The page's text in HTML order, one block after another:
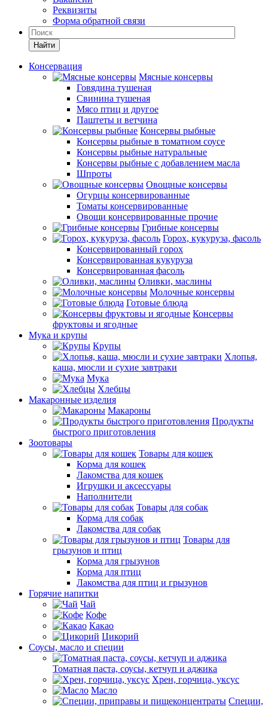
Реквизиты
Форма обратной связи
Найти
Консервация
Мясные консервы
Говядина тушеная
Свинина тушеная
Мясо птиц и другое
Паштеты и ветчина
Консервы рыбные
Консервы рыбные в томатном соусе
Консервы рыбные натуральные
Консервы рыбные с добавлением масла
Шпроты
Овощные консервы
Огурцы консервированные
Томаты консервированные
Овощи консервированные прочие
Грибные консервы
Горох, кукуруза, фасоль
Консервированный горох
Консервированная кукуруза
Консервированная фасоль
Оливки, маслины
Молочные консервы
Готовые блюда
Консервы
фруктовы и ягодные
Мука и крупы
Крупы
Хлопья,
каша, мюсли и сухие завтраки
Мука
Хлебцы
Макаронные изделия
Макароны
Продукты
быстрого приготовления
Зоотовары
Товары для кошек
Корма для кошек
Лакомства для кошек
Игрушки и аксессуары
Наполнители
Товары для собак
Корма для собак
Лакомства для собак
Товары для
грызунов и птиц
Корма для грызунов
Корма для птиц
Лакомства для птиц и грызунов
Горячие напитки
Чай
Кофе
Какао
Цикорий
Соусы, масло и специи
Томатная паста, соусы, кетчуп и аджика
Хрен, горчица, уксус
Масло
Специи,